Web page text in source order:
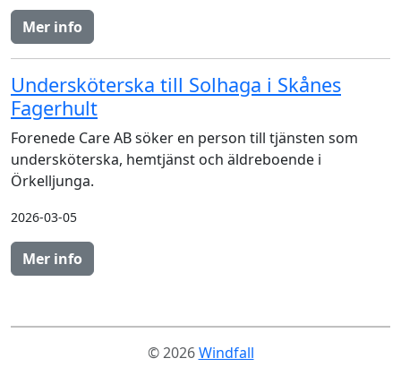
Mer info
Undersköterska till Solhaga i Skånes
Fagerhult
Forenede Care AB söker en person till tjänsten som
undersköterska, hemtjänst och äldreboende i
Örkelljunga.
2026-03-05
Mer info
© 2026Windfall